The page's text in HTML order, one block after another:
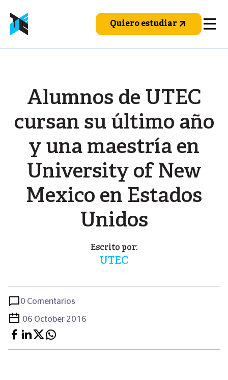
contenido
Quiero estudiar
Alumnos de UTEC
cursan su último año
y una maestría en
University of New
Mexico en Estados
Unidos
Escrito por:
UTEC
0 Comentarios
06 October 2016